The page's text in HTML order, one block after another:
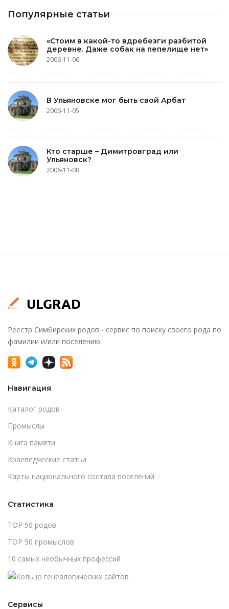
Популярные статьи
«Стоим в какой-то вдребезги разбитой
деревне. Даже собак на пепелище нет»
2006-11-06
В Ульяновске мог быть свой Арбат
2006-11-05
Кто старше – Димитровград или
Ульяновск?
2006-11-08
Реестр Симбирских родов - сервис по поиску своего рода по
фамилии и/или поселению.
Навигация
Каталог родов
Промыслы
Книга памяти
Краеведческие статьи
Карты национального состава поселений
Статистика
TOP 50 родов
TOP 50 промыслов
10 самых необычных профессий
Сервисы